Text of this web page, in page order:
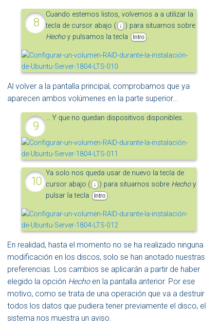
Cuando estemos listos, volvemos a a utilizar la
tecla de cursor abajo (
↓
) para situarnos sobre
Hechoy pulsamos la tecla Intro .
Al volver a la pantalla principal, comprobamos que ya
aparecen ambos volúmenes en la parte superior…
… Y que no quedan dispositivos disponibles.
Ya solo nos queda usar de nuevo la tecla de
cursor abajo (
↓ ) para situarnos sobre Hechoy
pulsar la tecla
Intro .
En realidad, hasta el momento no se ha realizado ninguna
modificación en los discos, solo se han anotado nuestras
preferencias. Los cambios se aplicarán a partir de haber
elegido la opción Hechoen la pantalla anterior. Por ese
motivo, como se trata de una operación que va a destruir
todos los datos que pudiera tener previamente el disco, el
sistema nos muestra un aviso.